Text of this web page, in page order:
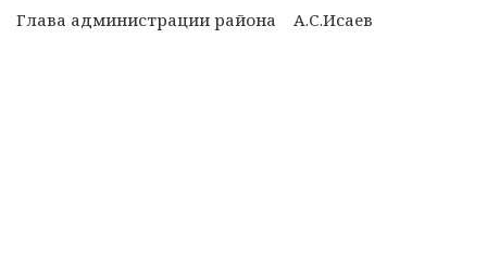
Глава администрации района А.С.Исаев